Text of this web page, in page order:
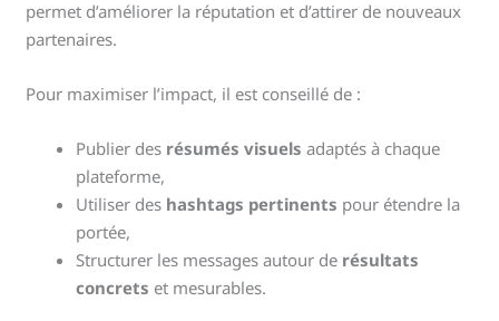
permet d’améliorer la réputation et d’attirer de nouveaux
partenaires.
Pour maximiser l’impact, il est conseillé de :
Publier des résumés visuels adaptés à chaque
plateforme,
Utiliser des hashtags pertinents pour étendre la
portée,
Structurer les messages autour de résultats
concrets et mesurables.